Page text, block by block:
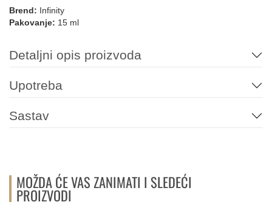
Brend: Infinity
Pakovanje: 15 ml
Detaljni opis proizvoda
Upotreba
Sastav
MOŽDA ĆE VAS ZANIMATI I SLEDEĆI
PROIZVODI